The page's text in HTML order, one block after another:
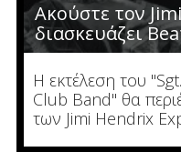
Ακούστε τον
διασκευάζει
Η εκτέλεση του
Club Band" θα
των Jimi Hendrix